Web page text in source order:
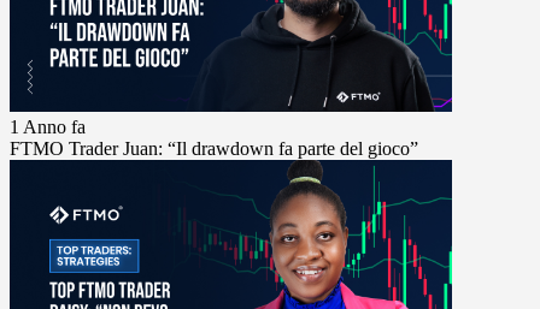
1 Anno fa
FTMO Trader Juan: “Il drawdown fa parte del gioco”